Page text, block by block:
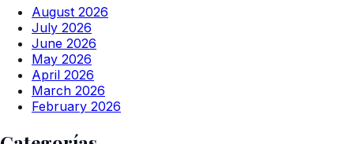
August 2026
July 2026
June 2026
May 2026
April 2026
March 2026
February 2026